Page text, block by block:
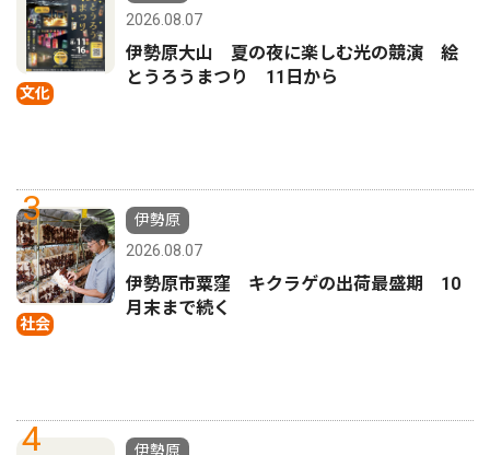
文化
2026.08.07
伊勢原大山 夏の夜に楽しむ光の競演 絵
とうろうまつり 11日から
3
社会
伊勢原
2026.08.07
伊勢原市粟窪 キクラゲの出荷最盛期 10
月末まで続く
4
伊勢原